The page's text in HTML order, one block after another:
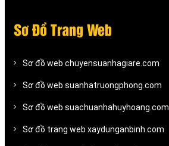
Sơ Đồ Trang Web
Sơ đồ web chuyensuanhagiare.com
Sơ đồ web suanhatruongphong.com
Sơ đồ web suachuanhahuyhoang.com
Sơ đồ trang web xaydunganbinh.com